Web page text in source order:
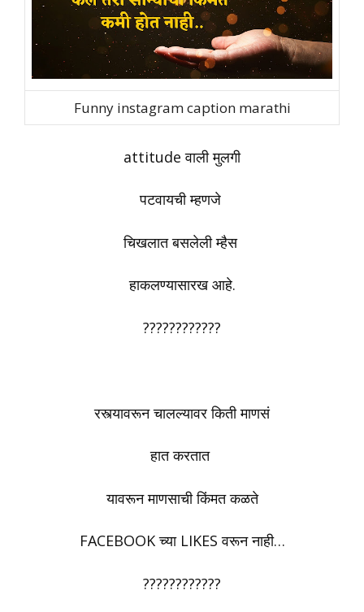
Funny instagram caption marathi
attitude वाली मुलगी
पटवायची म्हणजे
चिखलात बसलेली म्हैस
हाकलण्यासारख आहे.
????????????
रस्त्यावरून‬ चालल्यावर किती ‪‎माणसं‬
हात ‪‎करतात‬
यावरून ‪‎माणसाची‬ किंमत कळते
‪FACEBOOK‬ च्या ‪LIKES‬ वरून नाही…
????????????